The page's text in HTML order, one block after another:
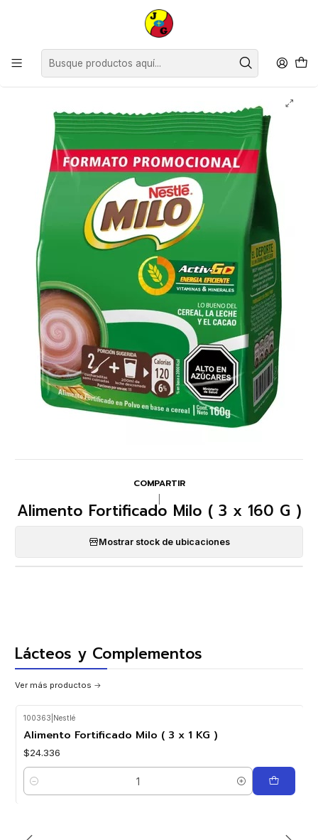
Disponible sólo Retiro en Tienda Osorno.
Lácteos y Complementos
Alimento Fortificado Milo ( 3 x 160 G )
COMPARTIR
Alimento Fortificado Milo ( 3 x 160 G )
Mostrar stock de ubicaciones
Lácteos y Complementos
Ver más productos
100363 Nestlé
Alimento Fortificado Milo ( 3 x 1 KG )
$24.336
Cantidad